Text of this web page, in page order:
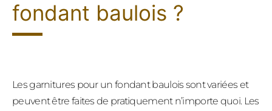
fondant baulois ?
Les garnitures pour un fondant baulois sont variées et
peuvent être faites de pratiquement n’importe quoi. Les